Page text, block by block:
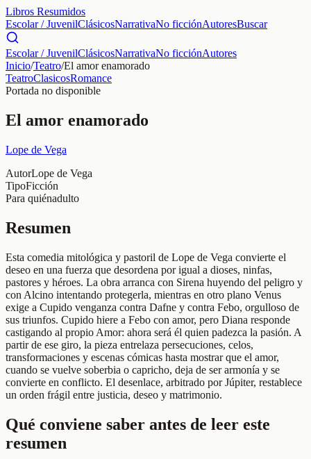
Libros Resumidos
Escolar / JuvenilClásicosNarrativaNo ficciónAutoresBuscar
Escolar / JuvenilClásicosNarrativaNo ficciónAutores
Inicio/Teatro/El amor enamorado
TeatroClasicosRomance
Portada no disponible
El amor enamorado
Lope de Vega
AutorLope de Vega
TipoFicción
Para quiénadulto
Resumen
Esta comedia mitológica y pastoril de Lope de Vega convierte el
deseo en una fuerza que desordena por igual a dioses, ninfas,
pastores y héroes. La obra arranca con Sirena huyendo del peligro y
con Alcino intentando protegerla, mientras en otro plano Venus
exige a Cupido venganza contra Dafne y contra Febo, orgulloso de
sus triunfos. Cupido hiere a Febo con amor, pero Diana responde
castigando al propio Amor: ahora será él quien padezca la pasión. A
partir de ese giro, la pieza entrelaza persecuciones, celos,
transformaciones y escenas cómicas hasta mostrar que el amor,
cuando se vuelve soberbia o capricho, deja de ser armonía y se
convierte en conflicto. El desenlace, arbitrado por Júpiter, restablece
un orden frágil entre justicia, deseo y matrimonio.
Qué conviene saber antes de leer este
resumen